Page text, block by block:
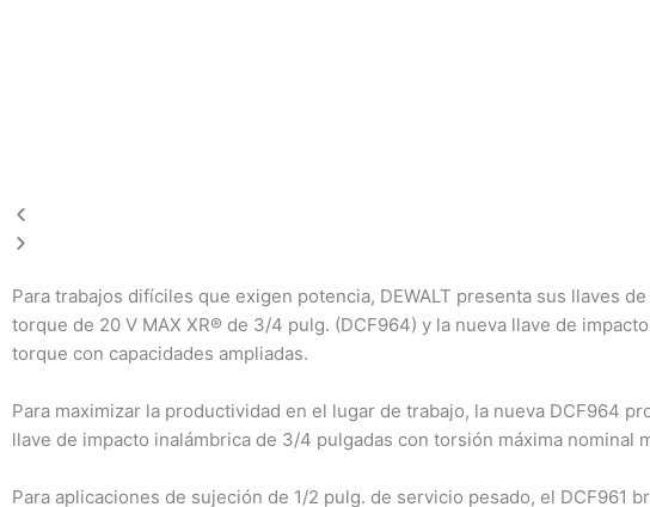
Para trabajos difíciles que exigen potencia, DEWALT presenta sus llaves
torque de 20 V MAX XR® de 3/4 pulg. (DCF964) y la nueva llave de
torque con capacidades ampliadas.
Para maximizar la productividad en el lugar de trabajo, la nueva DCF964
llave de impacto inalámbrica de 3/4 pulgadas con torsión máxima nominal
Para aplicaciones de sujeción de 1/2 pulg. de servicio pesado, el DCF961